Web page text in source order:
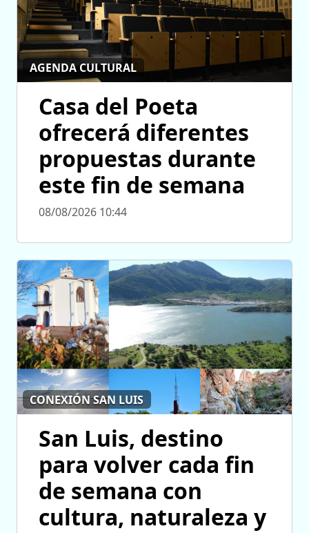
AGENDA CULTURAL
Casa del Poeta
ofrecerá diferentes
propuestas durante
este fin de semana
08/08/2026 10:44
CONEXIÓN SAN LUIS
San Luis, destino
para volver cada fin
de semana con
cultura, naturaleza y